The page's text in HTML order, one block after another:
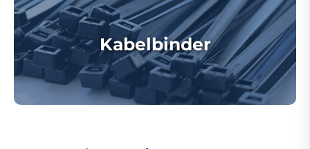
Kabelbinder